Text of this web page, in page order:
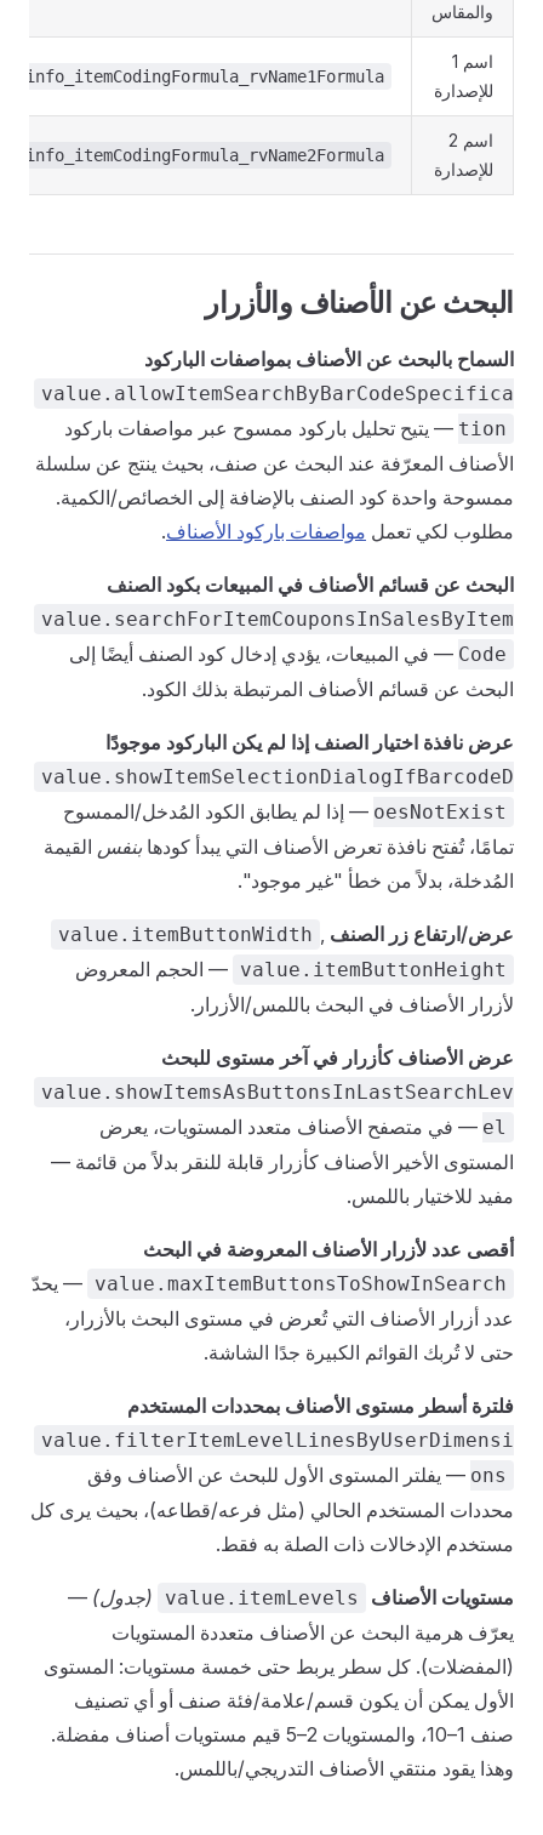
والمقاس
اسم 1
للإصدارة
اسم 2
للإصدارة
البحث عن الأصناف والأزرار
السماح بالبحث عن الأصناف بمواصفات الباركود
value.allowItemSearchByBarCodeSpecifica
tion — يتيح تحليل باركود ممسوح عبر مواصفات باركود
الأصناف المعرّفة عند البحث عن صنف، بحيث ينتج عن سلسلة
ممسوحة واحدة كود الصنف بالإضافة إلى الخصائص/الكمية.
مطلوب لكي تعمل مواصفات باركود الأصناف.
البحث عن قسائم الأصناف في المبيعات بكود الصنف
value.searchForItemCouponsInSalesByItem
Code — في المبيعات، يؤدي إدخال كود الصنف أيضًا إلى
البحث عن قسائم الأصناف المرتبطة بذلك الكود.
عرض نافذة اختيار الصنف إذا لم يكن الباركود موجودًا
value.showItemSelectionDialogIfBarcodeD
oesNotExist — إذا لم يطابق الكود المُدخل/الممسوح
تمامًا، تُفتح نافذة تعرض الأصناف التي يبدأ كودها بنفس القيمة
المُدخلة، بدلاً من خطأ "غير موجود".
عرض/ارتفاع زر الصنف value.itemButtonWidth ,
value.itemButtonHeight — الحجم المعروض
لأزرار الأصناف في البحث باللمس/الأزرار.
عرض الأصناف كأزرار في آخر مستوى للبحث
value.showItemsAsButtonsInLastSearchLev
el — في متصفح الأصناف متعدد المستويات، يعرض
المستوى الأخير الأصناف كأزرار قابلة للنقر بدلاً من قائمة —
مفيد للاختيار باللمس.
أقصى عدد لأزرار الأصناف المعروضة في البحث
value.maxItemButtonsToShowInSearch — يحدّ
عدد أزرار الأصناف التي تُعرض في مستوى البحث بالأزرار،
حتى لا تُربك القوائم الكبيرة جدًا الشاشة.
فلترة أسطر مستوى الأصناف بمحددات المستخدم
value.filterItemLevelLinesByUserDimensi
ons — يفلتر المستوى الأول للبحث عن الأصناف وفق
محددات المستخدم الحالي (مثل فرعه/قطاعه)، بحيث يرى كل
مستخدم الإدخالات ذات الصلة به فقط.
مستويات الأصناف value.itemLevels (جدول) —
يعرّف هرمية البحث عن الأصناف متعددة المستويات
(المفضلات). كل سطر يربط حتى خمسة مستويات: المستوى
الأول يمكن أن يكون قسم/علامة/فئة صنف أو أي تصنيف
صنف 1–10، والمستويات 2–5 قيم مستويات أصناف مفضلة.
وهذا يقود منتقي الأصناف التدريجي/باللمس.